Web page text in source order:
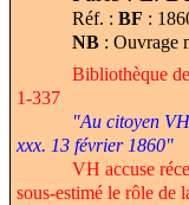
Réf. : BF :
NB: Ouvrage
Bibliothèque
1-337
"Au citoyen
xxx. 13 février 1860"
VH accuse
sous-estimé le rôle de